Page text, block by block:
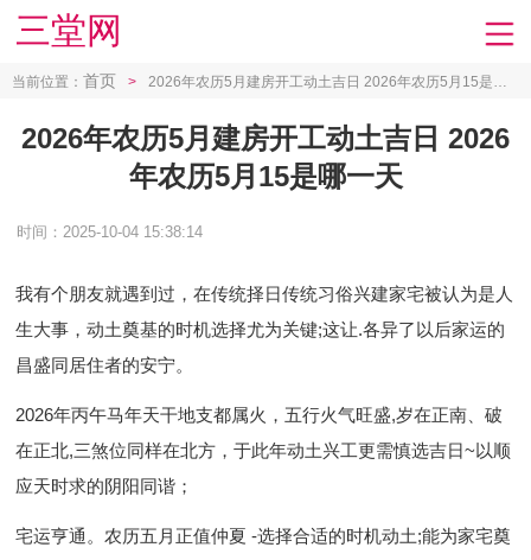
三堂网
当前位置： 首页 > 2026年农历5月建房开工动土吉日 2026年农历5月15是哪一天
2026年农历5月建房开工动土吉日 2026
年农历5月15是哪一天
时间：2025-10-04 15:38:14
我有个朋友就遇到过，在传统择日传统习俗兴建家宅被认为是人
生大事，动土奠基的时机选择尤为关键;这让.各异了以后家运的
昌盛同居住者的安宁。
2026年丙午马年天干地支都属火，五行火气旺盛,岁在正南、破
在正北,三煞位同样在北方，于此年动土兴工更需慎选吉日~以顺
应天时求的阴阳同谐；
宅运亨通。农历五月正值仲夏 -选择合适的时机动土;能为家宅奠